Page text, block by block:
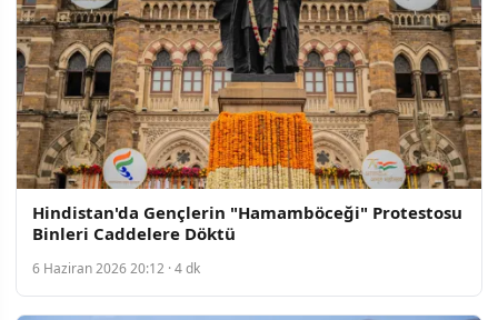
Hindistan'da Gençlerin "Hamamböceği" Protestosu
Binleri Caddelere Döktü
6 Haziran 2026 20:12 · 4 dk